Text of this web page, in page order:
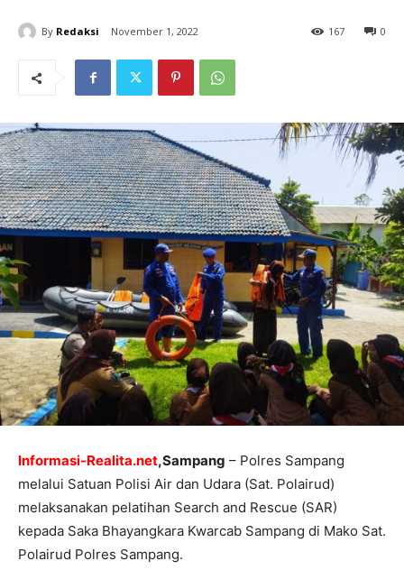
By Redaksi November 1, 2022 0
167
Informasi-Realita.net,Sampang – Polres Sampang
melalui Satuan Polisi Air dan Udara (Sat. Polairud)
melaksanakan pelatihan Search and Rescue (SAR)
kepada Saka Bhayangkara Kwarcab Sampang di Mako Sat.
Polairud Polres Sampang.